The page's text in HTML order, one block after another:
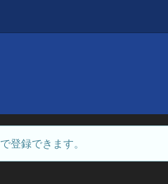
で登録できます。